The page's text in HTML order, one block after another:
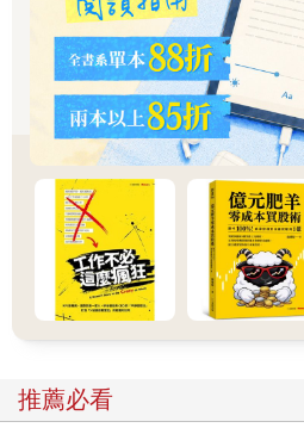
高失業保險系統給付等方式，直接為
的援助，例如美國；而其他國家則以
政府的基礎建設支出提供財源，並藉
商，例如中國。
美國與中國的政策回應並非絲毫不相
他地方產生了顯著的影響，因為這兩
結體系裡的一員。由於中國政府不願
上等於是依賴外國消費者來維持中
美國政府積極送錢給美國消費者，且
限，所以中國採用的方法一如往常地
對這場疫情的回應方式有所不同，中
中國人與全球經濟產生截然不同的影
由於這兩個國家分採不同的方法，所
不相同。而箇中差異經由貿易與金融
雖然Covid-19源自中國，但中國中
推薦必看